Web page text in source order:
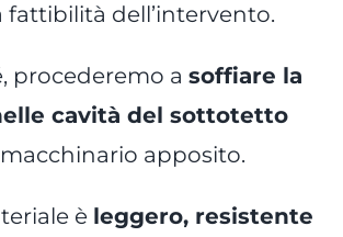
fattibilità dell’intervento.
procederemo a soffiare la
cavità del sottotetto
apposito.
è leggero, resistente